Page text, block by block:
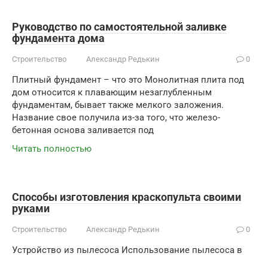
Руководство по самостоятельной заливке
фундамента дома
Строительство Александр Редькин 0
Плитный фундамент – что это Монолитная плита под
дом относится к плавающим незаглубленным
фундаментам, бывает также мелкого заложения.
Название свое получила из-за того, что железо-
бетонная основа заливается под
Читать полностью
Способы изготовления краскопульта своими
руками
Строительство Александр Редькин 0
Устройство из пылесоса Использование пылесоса в